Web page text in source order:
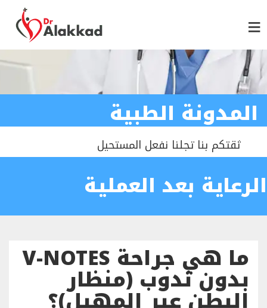
المدونة الطبية
ثقتكم بنا تجلنا نفعل المستحيل
الرعاية بعد العملية
ما هي جراحة V-NOTES
بدون ندوب (منظار